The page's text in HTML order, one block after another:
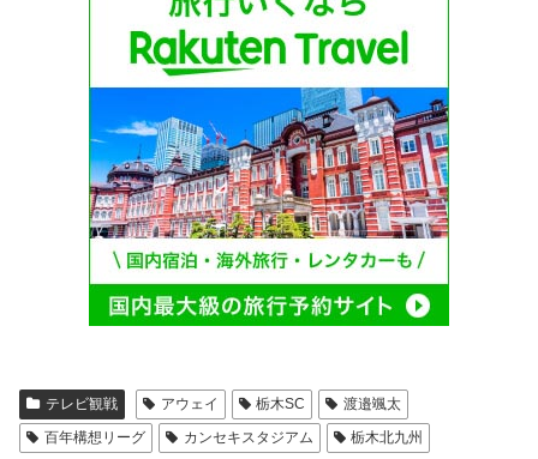
テレビ観戦 アウェイ 栃木SC
渡邉颯太
百年構想リーグ
カンセキスタジアム 栃木北九州